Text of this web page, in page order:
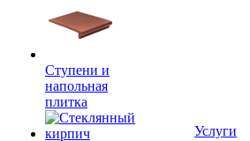
Ступени и
напольная
плитка
Услуги